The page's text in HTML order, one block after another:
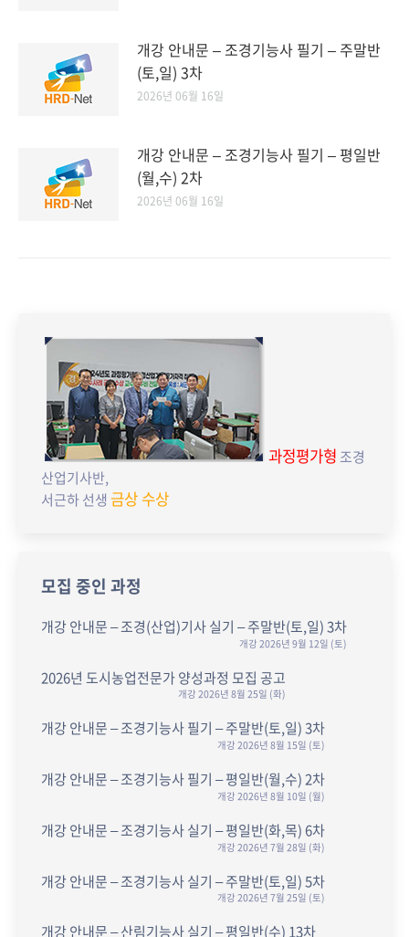
개강 안내문 – 조경기능사 필기 – 주말반
(토,일) 3차
2026년 06월 16일
개강 안내문 – 조경기능사 필기 – 평일반
(월,수) 2차
2026년 06월 16일
과정평가형조경
산업기사반,
서근하 선생 금상 수상
모집 중인 과정
개강 안내문 – 조경(산업)기사 실기 – 주말반(토,일) 3차
개강 2026년 9월 12일 (토)
2026년 도시농업전문가 양성과정 모집 공고
개강 2026년 8월 25일 (화)
개강 안내문 – 조경기능사 필기 – 주말반(토,일) 3차
개강 2026년 8월 15일 (토)
개강 안내문 – 조경기능사 필기 – 평일반(월,수) 2차
개강 2026년 8월 10일 (월)
개강 안내문 – 조경기능사 실기 – 평일반(화,목) 6차
개강 2026년 7월 28일 (화)
개강 안내문 – 조경기능사 실기 – 주말반(토,일) 5차
개강 2026년 7월 25일 (토)
개강 안내문 – 산림기능사 실기 – 평일반(수) 13차